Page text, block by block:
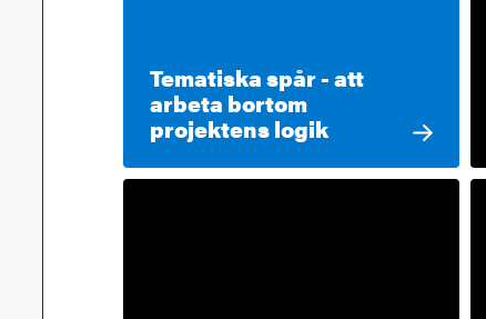
Tematiska spår - att
arbeta bortom
projektens logik